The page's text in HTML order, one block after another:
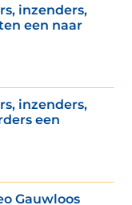
inzenders,
een naar
inzenders,
een
Gauwloos